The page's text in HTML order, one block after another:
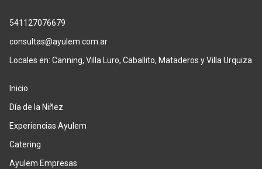
541127076679
consultas@ayulem.com.ar
Locales en: Canning, Villa Luro, Caballito, Mataderos y Villa Urquiza
Inicio
Día de la Niñez
Experiencias Ayulem
Catering
Ayulem Empresas